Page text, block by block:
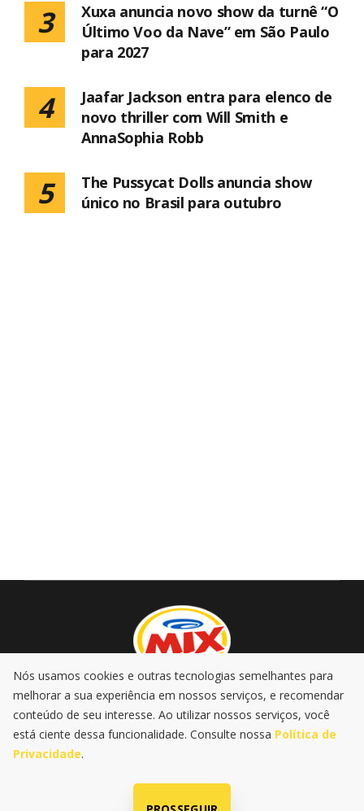
3
Xuxa anuncia novo show da turnê “O
Último Voo da Nave” em São Paulo
para 2027
4
Jaafar Jackson entra para elenco de
novo thriller com Will Smith e
AnnaSophia Robb
5
The Pussycat Dolls anuncia show
único no Brasil para outubro
AO VIVO PROMOÇÕES PODCASTS
MÚSICA
NOTÍCIAS
Política de Privacidade|LGPD|@2025 Rádio Mix FM . Todos os
direitos reservados
Nós usamos cookies e outras tecnologias semelhantes para
melhorar a sua experiência em nossos serviços, e recomendar
conteúdo de seu interesse. Ao utilizar nossos serviços, você
está ciente dessa funcionalidade. Consulte nossa Política de
Privacidade.